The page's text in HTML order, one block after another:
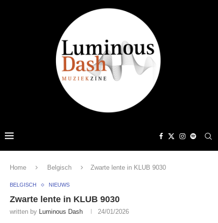
Home Belgisch Zwarte lente in KLUB 9030
BELGISCH NIEUWS
Zwarte lente in KLUB 9030
written by Luminous Dash 24/01/2026